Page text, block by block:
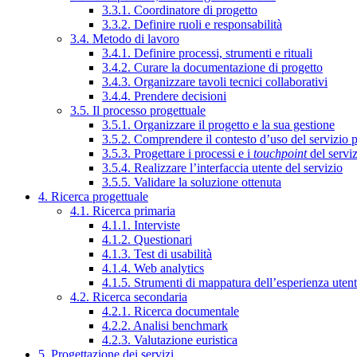
3.3.1. Coordinatore di progetto
3.3.2. Definire ruoli e responsabilità
3.4. Metodo di lavoro
3.4.1. Definire processi, strumenti e rituali
3.4.2. Curare la documentazione di progetto
3.4.3. Organizzare tavoli tecnici collaborativi
3.4.4. Prendere decisioni
3.5. Il processo progettuale
3.5.1. Organizzare il progetto e la sua gestione
3.5.2. Comprendere il contesto d’uso del servizio
3.5.3. Progettare i processi e i touchpointdel
3.5.4. Realizzare l’interfaccia utente del servizio
3.5.5. Validare la soluzione ottenuta
4. Ricerca progettuale
4.1. Ricerca primaria
4.1.1. Interviste
4.1.2. Questionari
4.1.3. Test di usabilità
4.1.4. Web analytics
4.1.5. Strumenti di mappatura dell’esperienza
4.2. Ricerca secondaria
4.2.1. Ricerca documentale
4.2.2. Analisi benchmark
4.2.3. Valutazione euristica
5. Progettazione dei servizi